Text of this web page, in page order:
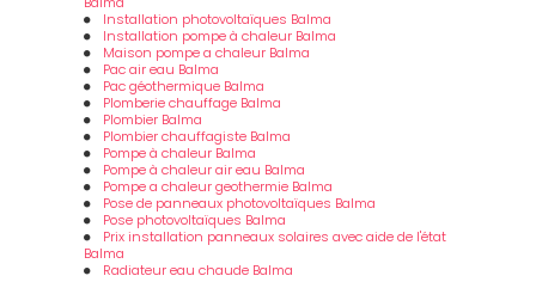
Installation photovoltaïques Balma
Installation pompe à chaleur Balma
Maison pompe a chaleur Balma
Pac air eau Balma
Pac géothermique Balma
Plomberie chauffage Balma
Plombier Balma
Plombier chauffagiste Balma
Pompe à chaleur Balma
Pompe à chaleur air eau Balma
Pompe a chaleur geothermie Balma
Pose de panneaux photovoltaïques Balma
Pose photovoltaïques Balma
Prix installation panneaux solaires avec aide de l'état
Balma
Radiateur eau chaude Balma